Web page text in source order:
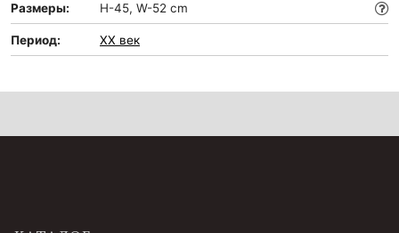
Размеры: H-45, W-52 cm
Период: XX век